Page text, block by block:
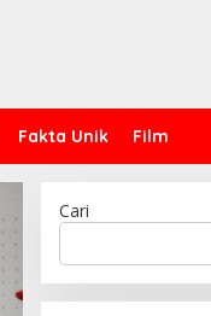
Fakta Unik Film
Cari